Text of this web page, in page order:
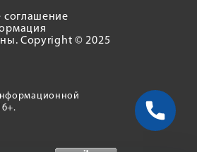
соглашение
Copyright © 2025